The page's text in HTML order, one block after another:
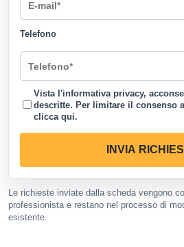
Telefono
Vista l'informativa privacy,
descritte. Per limitare il consenso
clicca qui.
INVIA
Le richieste inviate dalla scheda vengono
professionista e restano nel processo di
esistente.